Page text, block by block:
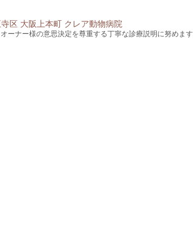
ーナー様の意思決定を尊重する丁寧な診療説明に努めます